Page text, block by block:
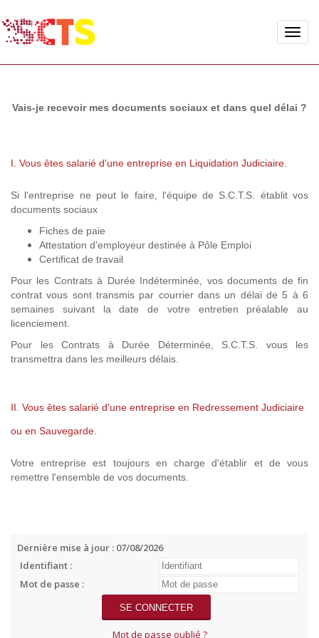
Toggle
Vais-je recevoir mes documents sociaux et dans quel délai ?
I. Vous êtes salarié d'une entreprise en Liquidation Judiciaire.
Si l'entreprise ne peut le faire, l'équipe de S.C.T.S. établit vos
documents sociaux
Fiches de paie
Attestation d'employeur destinée à Pôle Emploi
Certificat de travail
Pour les Contrats à Durée Indéterminée, vos documents de fin
contrat vous sont transmis par courrier dans un délai de 5 à 6
semaines suivant la date de votre entretien préalable au
licenciement.
Pour les Contrats à Durée Déterminée, S.C.T.S. vous les
transmettra dans les meilleurs délais.
II. Vous êtes salarié d'une entreprise en Redressement Judiciaire
ou en Sauvegarde.
Votre entreprise est toujours en charge d'établir et de vous
remettre l'ensemble de vos documents.
Dernière mise à jour : 07/08/2026
Identifiant :
Mot de passe :
Mot de passe oublié ?